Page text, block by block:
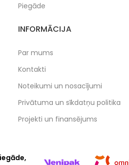
Piegāde
INFORMĀCIJA
Par mums
Kontakti
Noteikumi un nosacījumi
Privātuma un sīkdatņu politika
Projekti un finansējums